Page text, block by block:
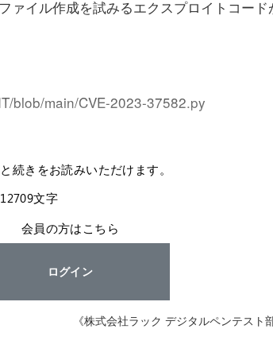
イル作成を試みるエクスプロイトコード
main/CVE-2023-37582.py
続きをお読みいただけます。
文字
会員の方はこちら
ログイン
《株式会社ラック デジタルペンテスト